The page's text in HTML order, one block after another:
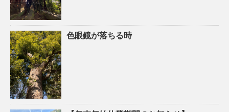
色眼鏡が落ちる時